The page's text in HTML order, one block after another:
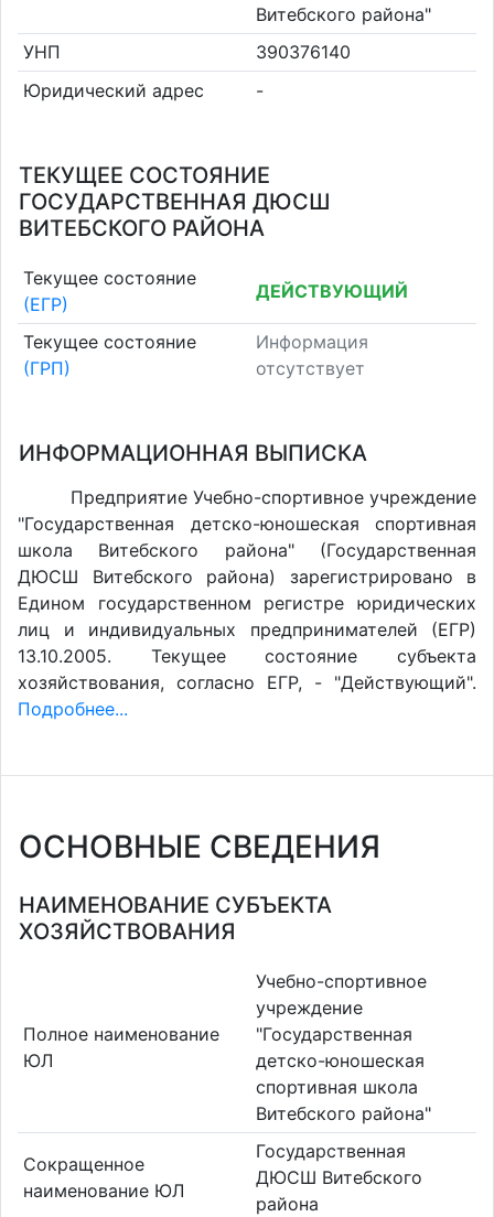
Витебского района"
УНП
390376140
Юридический адрес
-
ТЕКУЩЕЕ СОСТОЯНИЕ
ГОСУДАРСТВЕННАЯ ДЮСШ
ВИТЕБСКОГО РАЙОНА
Текущее состояние
(ЕГР)
ДЕЙСТВУЮЩИЙ
Текущее состояние
(ГРП)
Информация
отсутствует
ИНФОРМАЦИОННАЯ ВЫПИСКА
Предприятие Учебно-спортивное учреждение
"Государственная детско-юношеская спортивная
школа Витебского района" (Государственная
ДЮСШ Витебского района) зарегистрировано в
Едином государственном регистре юридических
лиц и индивидуальных предпринимателей (ЕГР)
13.10.2005. Текущее состояние субъекта
хозяйствования, согласно ЕГР, - "Действующий".
Подробнее...
ОСНОВНЫЕ СВЕДЕНИЯ
НАИМЕНОВАНИЕ СУБЪЕКТА
ХОЗЯЙСТВОВАНИЯ
Полное наименование
ЮЛ
Учебно-спортивное
учреждение
"Государственная
детско-юношеская
спортивная школа
Витебского района"
Сокращенное
наименование ЮЛ
Государственная
ДЮСШ Витебского
района